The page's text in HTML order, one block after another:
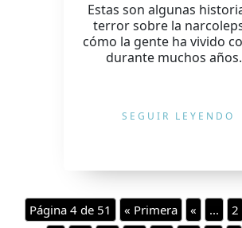
Estas son algunas
terror sobre la
cómo la gente ha vivido
durante muchos
SEGUIR LEYENDO
Página 4 de 51 « Primera « ... 2